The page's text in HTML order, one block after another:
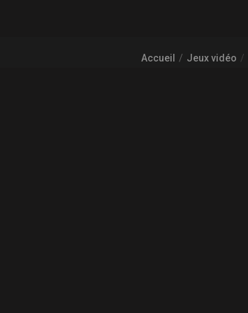
Accueil Jeux vidéo